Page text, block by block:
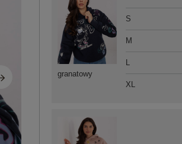
granatowy
S
M
L
XL